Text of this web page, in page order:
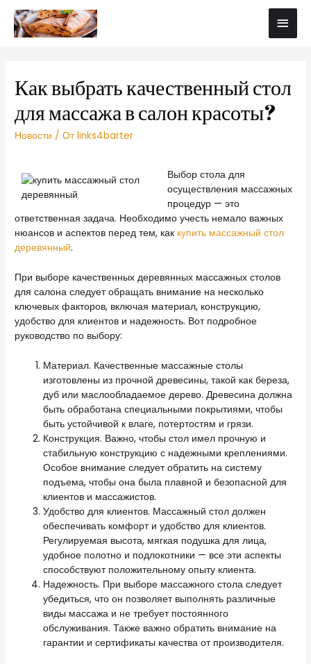
Как выбрать качественный стол
для массажа в салон красоты?
Новости / От links4barter
Выбор стола для
осуществления массажных
процедур — это
ответственная задача. Необходимо учесть немало важных
нюансов и аспектов перед тем, как купить массажный стол
деревянный.
При выборе качественных деревянных массажных столов
для салона следует обращать внимание на несколько
ключевых факторов, включая материал, конструкцию,
удобство для клиентов и надежность. Вот подробное
руководство по выбору:
Материал. Качественные массажные столы
изготовлены из прочной древесины, такой как береза,
дуб или маслообладаемое дерево. Древесина должна
быть обработана специальными покрытиями, чтобы
быть устойчивой к влаге, потертостям и грязи.
Конструкция. Важно, чтобы стол имел прочную и
стабильную конструкцию с надежными креплениями.
Особое внимание следует обратить на систему
подъема, чтобы она была плавной и безопасной для
клиентов и массажистов.
Удобство для клиентов. Массажный стол должен
обеспечивать комфорт и удобство для клиентов.
Регулируемая высота, мягкая подушка для лица,
удобное полотно и подлокотники — все эти аспекты
способствуют положительному опыту клиента.
Надежность. При выборе массажного стола следует
убедиться, что он позволяет выполнять различные
виды массажа и не требует постоянного
обслуживания. Также важно обратить внимание на
гарантии и сертификаты качества от производителя.